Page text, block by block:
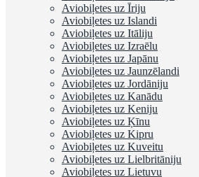
Aviobiļetes uz Īriju
Aviobiļetes uz Islandi
Aviobiļetes uz Itāliju
Aviobiļetes uz Izraēlu
Aviobiļetes uz Japānu
Aviobiļetes uz Jaunzēlandi
Aviobiļetes uz Jordāniju
Aviobiļetes uz Kanādu
Aviobiļetes uz Keniju
Aviobiļetes uz Ķīnu
Aviobiļetes uz Kipru
Aviobiļetes uz Kuveitu
Aviobiļetes uz Lielbritāniju
Aviobiļetes uz Lietuvu